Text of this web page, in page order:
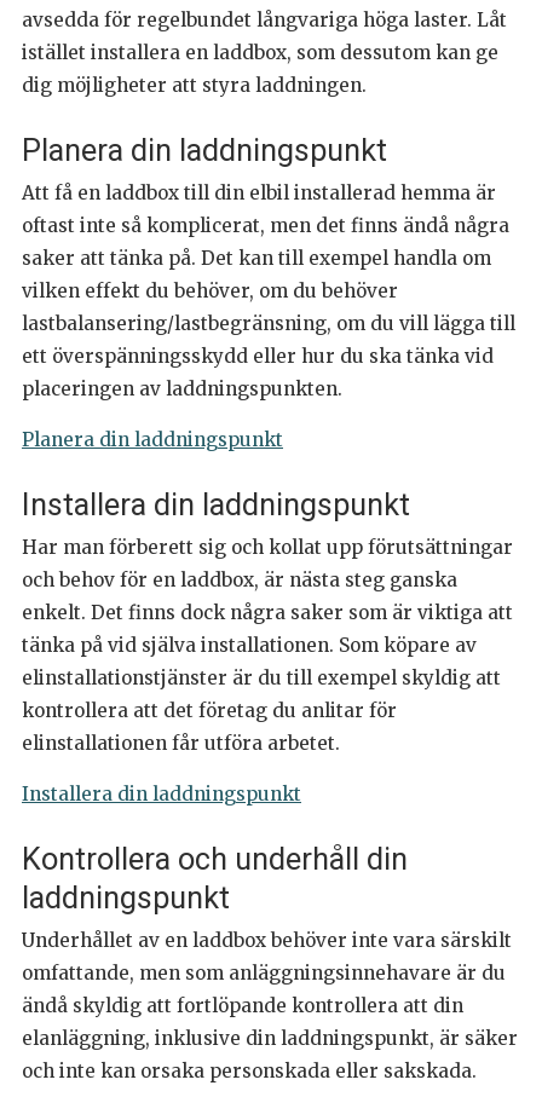
avsedda för regelbundet långvariga höga laster. Låt
istället installera en laddbox, som dessutom kan ge
dig möjligheter att styra laddningen.
Planera din laddningspunkt
Att få en laddbox till din elbil installerad hemma är
oftast inte så komplicerat, men det finns ändå några
saker att tänka på. Det kan till exempel handla om
vilken effekt du behöver, om du behöver
lastbalansering/lastbegränsning, om du vill lägga till
ett överspänningsskydd eller hur du ska tänka vid
placeringen av laddningspunkten.
Planera din laddningspunkt
Installera din laddningspunkt
Har man förberett sig och kollat upp förutsättningar
och behov för en laddbox, är nästa steg ganska
enkelt. Det finns dock några saker som är viktiga att
tänka på vid själva installationen. Som köpare av
elinstallationstjänster är du till exempel skyldig att
kontrollera att det företag du anlitar för
elinstallationen får utföra arbetet.
Installera din laddningspunkt
Kontrollera och underhåll din
laddningspunkt
Underhållet av en laddbox behöver inte vara särskilt
omfattande, men som anläggningsinnehavare är du
ändå skyldig att fortlöpande kontrollera att din
elanläggning, inklusive din laddningspunkt, är säker
och inte kan orsaka personskada eller sakskada.